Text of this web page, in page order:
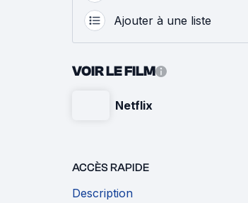
Ajouter à une liste
VOIR LE FILM
Netflix
ACCÈS RAPIDE
Description